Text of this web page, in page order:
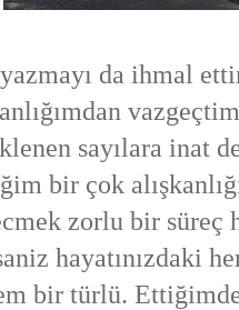
da ihmal
sayılara inat
bir çok
zorlu bir süreç
hayatınızdaki
bir türlü.